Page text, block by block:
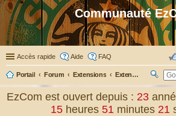
Communauté
Accès rapide Aide FAQ
Portail Forum Extensions Extensions présentées & traduites
ec
EzCom est ouvert depuis : 23
15 heures 51 minutes 22